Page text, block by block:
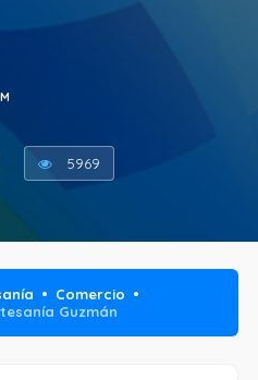
5969
Comercio
Guzmán